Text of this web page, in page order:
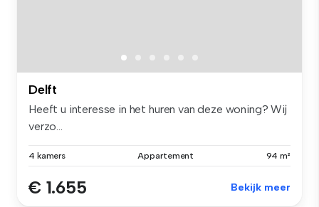
Delft
Heeft u interesse in het huren van deze woning? Wij
verzo...
4 kamers Appartement 94 m²
€ 1.655 Bekijk meer